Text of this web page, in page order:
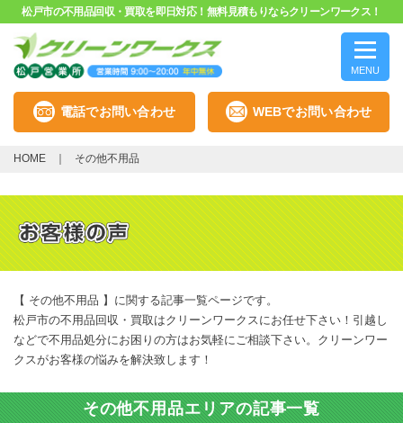
松戸市の不用品回収・買取を即日対応！無料見積もりならクリーンワークス！
MENU
電話でお問い合わせ WEBでお問い合わせ
HOME その他不用品
【 その他不用品 】に関する記事一覧ページです。
松戸市の不用品回収・買取はクリーンワークスにお任せ下さい！引越し
などで不用品処分にお困りの方はお気軽にご相談下さい。クリーンワー
クスがお客様の悩みを解決致します！
その他不用品エリアの記事一覧